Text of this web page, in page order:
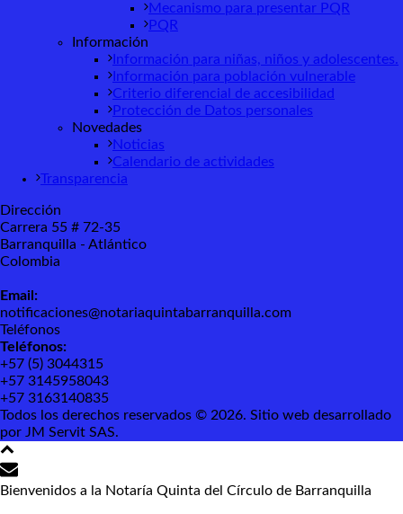
Mecanismo para presentar PQR
PQR
Información
Información para niñas, niños y adolescentes.
Información para población vulnerable
Criterio diferencial de accesibilidad
Protección de Datos personales
Novedades
Noticias
Calendario de actividades
Transparencia
Dirección
Carrera 55 # 72-35
Barranquilla - Atlántico
Colombia
Email:
notificaciones@notariaquintabarranquilla.com
Teléfonos
Teléfonos:
+57 (5) 3044315
+57 3145958043
+57 3163140835
Todos los derechos reservados © 2026. Sitio web desarrollado
por JM Servit SAS.
Bienvenidos a la Notaría Quinta del Círculo de Barranquilla